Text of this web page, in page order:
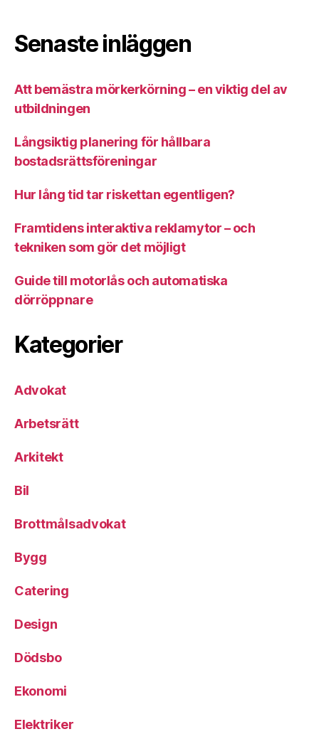
Senaste inläggen
Att bemästra mörkerkörning – en viktig del av
utbildningen
Långsiktig planering för hållbara
bostadsrättsföreningar
Hur lång tid tar riskettan egentligen?
Framtidens interaktiva reklamytor – och
tekniken som gör det möjligt
Guide till motorlås och automatiska
dörröppnare
Kategorier
Advokat
Arbetsrätt
Arkitekt
Bil
Brottmålsadvokat
Bygg
Catering
Design
Dödsbo
Ekonomi
Elektriker